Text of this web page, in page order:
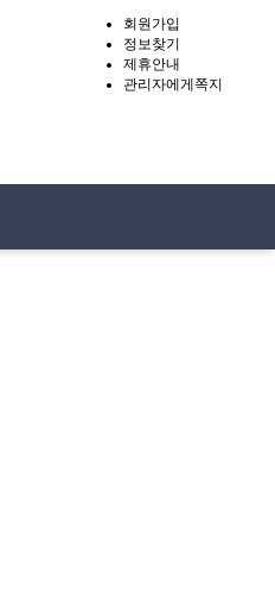
회원가입
정보찾기
제휴안내
관리자에게쪽지